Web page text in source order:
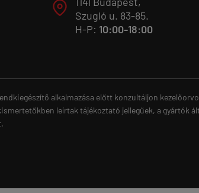
T
Szugló u. 83-85.
H-P: 10:00-18:00
alkalmazása előtt konzultáljon
leírtak tájékoztató jellegűek, a gyártók